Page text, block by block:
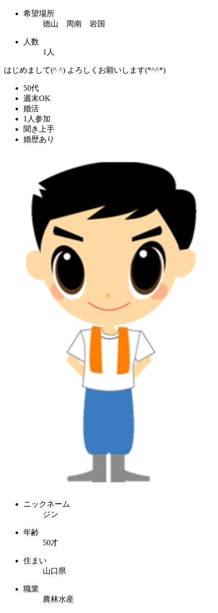
希望場所
徳山 周南 岩国
人数
1人
はじめまして(^ ^) よろしくお願いします(*^^*)
50代
週末OK
婚活
1人参加
聞き上手
婚歴あり
ニックネーム
ジン
年齢
50才
住まい
山口県
職業
農林水産